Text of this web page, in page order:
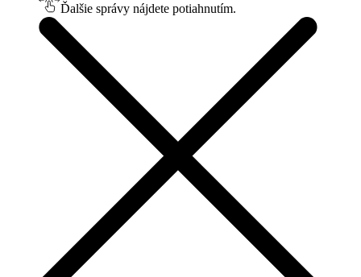
Ďalšie správy nájdete potiahnutím.